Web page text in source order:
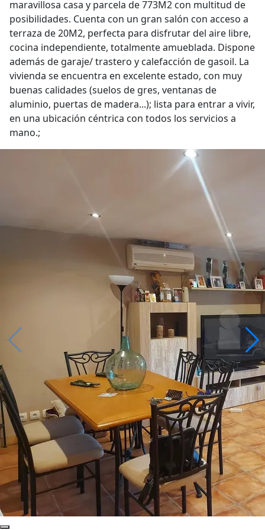
maravillosa casa y parcela de 773M2 con multitud de
posibilidades. Cuenta con un gran salón con acceso a
terraza de 20M2, perfecta para disfrutar del aire libre,
cocina independiente, totalmente amueblada. Dispone
además de garaje/ trastero y calefacción de gasoil. La
vivienda se encuentra en excelente estado, con muy
buenas calidades (suelos de gres, ventanas de
aluminio, puertas de madera...); lista para entrar a vivir,
en una ubicación céntrica con todos los servicios a
mano.;